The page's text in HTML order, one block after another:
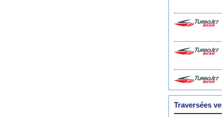
Traversées